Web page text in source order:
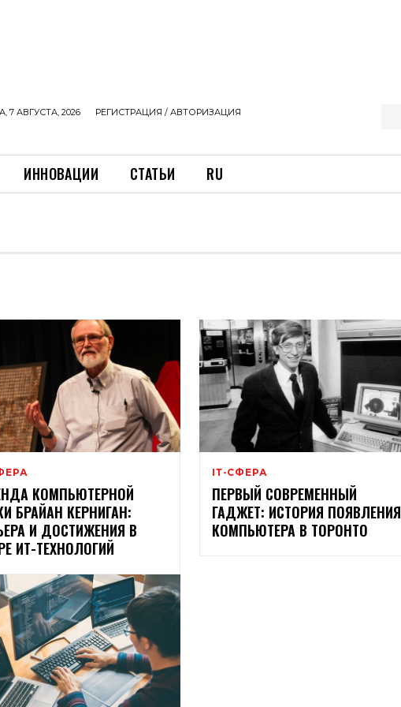
7 АВГУСТА, 2026 РЕГИСТРАЦИЯ / АВТОРИЗАЦИЯ
ИННОВАЦИИ СТАТЬИ RU
КОМПЬЮТЕРНОЙ
БРАЙАН КЕРНИГАН:
И ДОСТИЖЕНИЯ В
ИТ-ТЕХНОЛОГИЙ
ІТ-СФЕРА
ПЕРВЫЙ СОВРЕМЕННЫЙ
ГАДЖЕТ: ИСТОРИЯ ПОЯВЛЕНИЯ
КОМПЬЮТЕРА В ТОРОНТО